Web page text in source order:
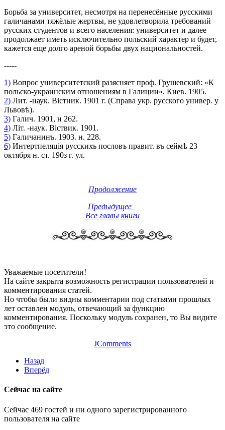
Борьба за университет, несмотря на перенесённые русскими
галичанами тяжёлые жертвы, не удовлетворила требований
русских студентов и всего населения: университет и далее
продолжает иметь исключительно польский характер и будет,
кажется еще долго ареной борьбы двух национальностей.
-----
1) Вопрос университетский разясняет проф. Грушевский: «К
польско-украинским отношениям в Галиции». Киев. 1905.
2) Лит. -наук. Вістник. 1901 г. (Справа укр. русского универ. у
Львовѣ).
3) Галич. 1901, н 262.
4) Літ. -наук. Віствик. 1901.
5) Галичанинъ. 1903. н. 228.
6) Интертпеляція русскихъ пословъ правит. въ сеймѣ 23
октября н. ст. 190з г. ул.
Продолжение
Предыдущее
Все главы книги
Уважаемые посетители!
На сайте закрыта возможность регистрации пользователей и
комментирования статей.
Но чтобы были видны комментарии под статьями прошлых
лет оставлен модуль, отвечающий за функцию
комментирования. Поскольку модуль сохранен, то Вы видите
это сообщение.
JComments
Назад
Вперёд
Сейчас на сайте
Сейчас 469 гостей и ни одного зарегистрированного
пользователя на сайте